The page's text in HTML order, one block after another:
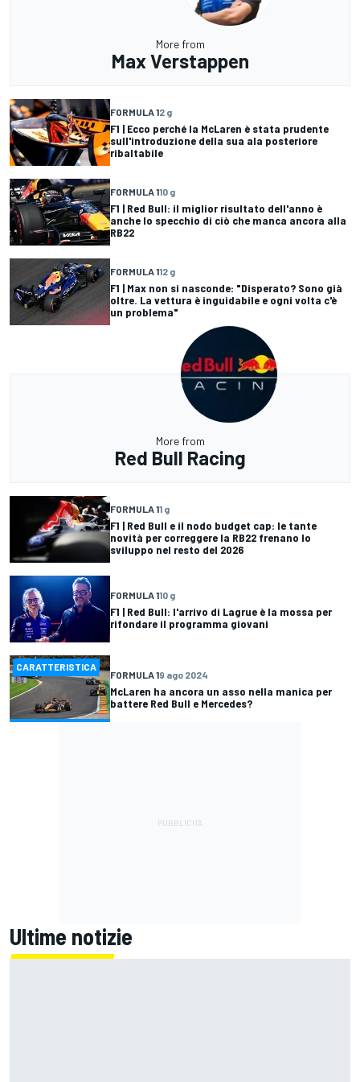
More from
Max Verstappen
FORMULA 12 g
F1 | Ecco perché la McLaren è stata prudente
sull'introduzione della sua ala posteriore
ribaltabile
FORMULA 110 g
F1 | Red Bull: il miglior risultato dell'anno è
anche lo specchio di ciò che manca ancora alla
RB22
FORMULA 112 g
F1 | Max non si nasconde: "Disperato? Sono già
oltre. La vettura è inguidabile e ogni volta c'è
un problema"
More from
Red Bull Racing
FORMULA 11 g
F1 | Red Bull e il nodo budget cap: le tante
novità per correggere la RB22 frenano lo
sviluppo nel resto del 2026
FORMULA 110 g
F1 | Red Bull: l'arrivo di Lagrue è la mossa per
rifondare il programma giovani
CARATTERISTICA
FORMULA 19 ago 2024
McLaren ha ancora un asso nella manica per
battere Red Bull e Mercedes?
Ultime notizie